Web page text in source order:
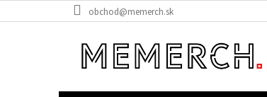
na
obchod@memerch.sk